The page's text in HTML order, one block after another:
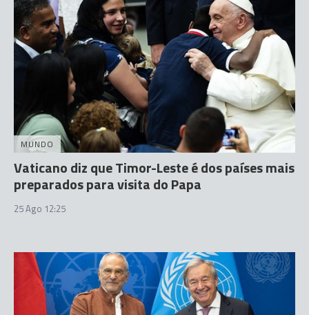
MUNDO
Vaticano diz que Timor-Leste é dos países mais
preparados para visita do Papa
25 Ago 12:25